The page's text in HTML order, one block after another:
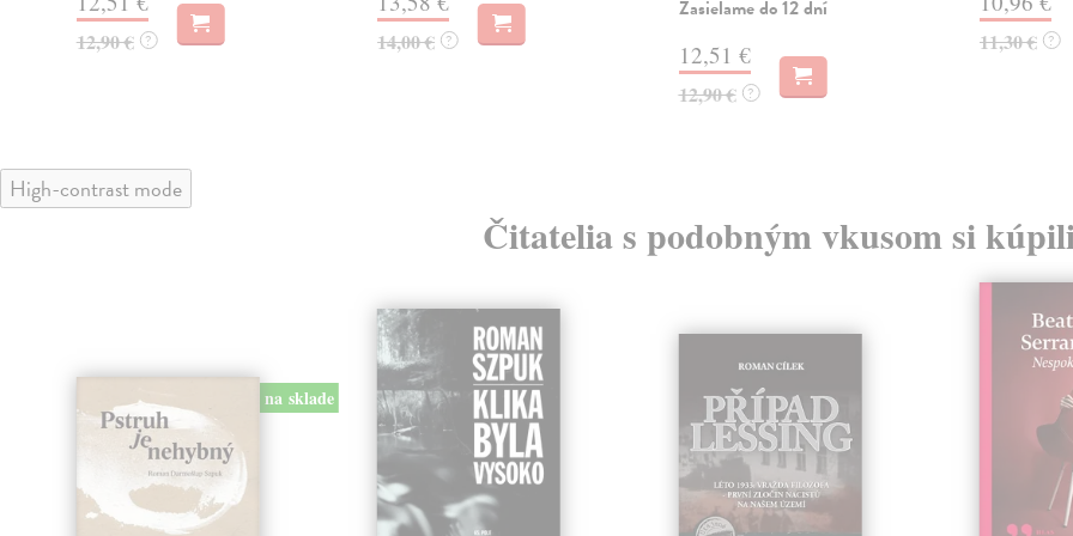
12,90 € ? 14,00 € ?
Zasielame do 12 dní
12,51 €
12,90 € ?
11,30 € ?
High-contrast mode
Čitatelia s podobným vkusom si
na sklade